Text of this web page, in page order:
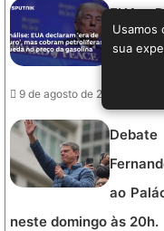
EUA
9 de agosto de 2026 - 23:15.
ao
neste domingo às 20h.
Usamos
sua